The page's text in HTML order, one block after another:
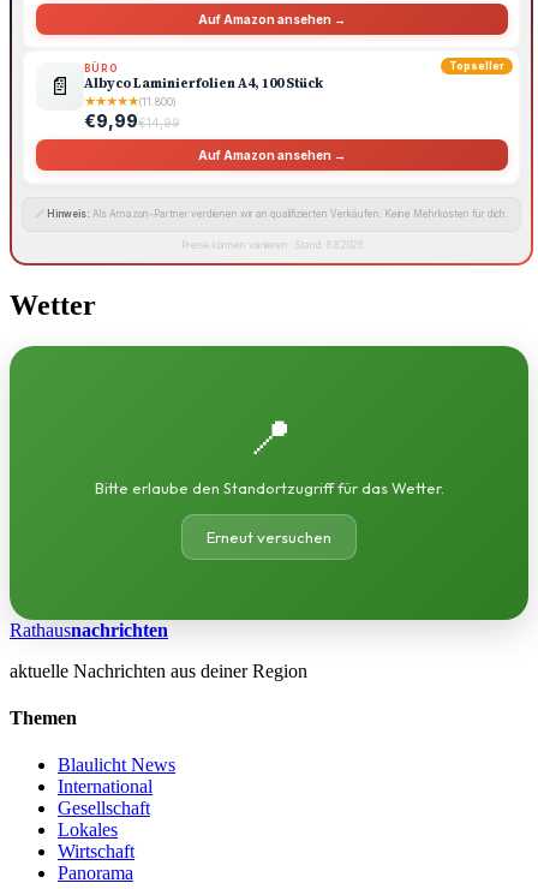
Auf Amazon ansehen →
Topseller
📄
BÜRO
Albyco Laminierfolien A4, 100 Stück
★★★★★(11.800)
€9,99€14,99
Auf Amazon ansehen →
🔗 Hinweis: Als Amazon-Partner verdienen wir an qualifizierten Verkäufen. Keine Mehrkosten für dich.
Preise können variieren · Stand: 8.8.2026
Wetter
📍
Bitte erlaube den Standortzugriff für das Wetter.
Erneut versuchen
Rathausnachrichten
aktuelle Nachrichten aus deiner Region
Themen
Blaulicht News
International
Gesellschaft
Lokales
Wirtschaft
Panorama